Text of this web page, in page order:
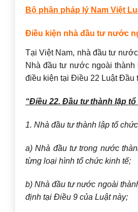
Bộ phận pháp lý Nam Việt
Điều kiện nhà đầu tư nước
Tại Việt Nam, nhà đầu tư
Nhà đầu tư nước ngoài
điều kiện tại Điều 22 Luật Đầu
“Điều 22. Đầu tư thành lập
1. Nhà đầu tư thành lập tổ
a) Nhà đầu tư trong nước
từng loại hình tổ chức kinh tế;
b) Nhà đầu tư nước ngoài
định tại Điều 9 của Luật này;